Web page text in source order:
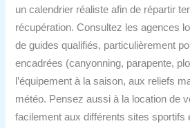
un calendrier réaliste afin de répartir
récupération. Consultez les agences
de guides qualifiés, particulièrement
encadrées (canyonning, parapente,
l’équipement à la saison, aux reliefs
météo. Pensez aussi à la location de
facilement aux différents sites sportifs